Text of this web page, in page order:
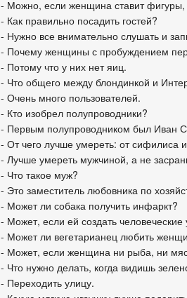
- Можно, если женщина ставит фигуры,
- Как правильно посадить гостей?
- Нужно все внимательно слушать и
- Почему женщины с пробуждением
- Потому что у них нет яиц.
- Что общего между блондинкой и
- Очень много пользователей.
- Кто изобрел полупроводники?
- Первым полупроводником был Иван
- От чего лучше умереть: от сифилиса
- Лучше умереть мужчиной, а не
- Что такое муж?
- Это заместитель любовника по
- Может ли собака получить инфаркт?
- Может, если ей создать человеческие
- Может ли вегетарианец любить
- Может, если женщина ни рыба, ни
- Что нужно делать, когда видишь
- Переходить улицу.